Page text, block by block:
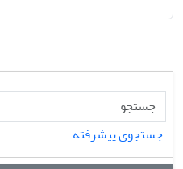
جستجوی پیشرفته